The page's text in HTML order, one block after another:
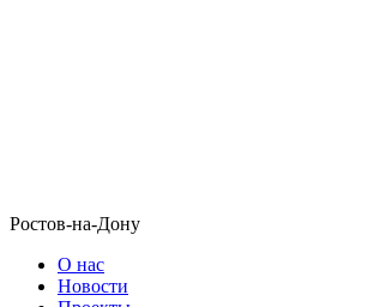
Ростов-на-Дону
О нас
Новости